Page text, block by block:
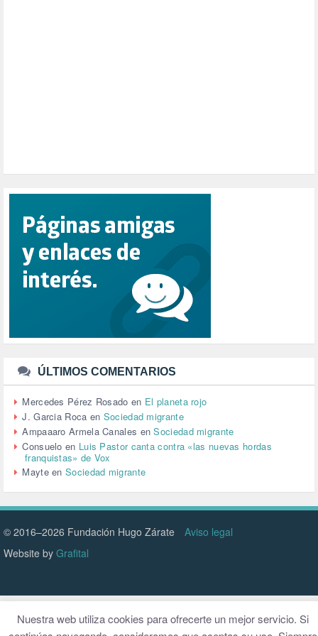
PUERTO DE VALENCIA (1)
RACISMO (1)
RELIGIÓN (114)
REPUBLICA (1)
SALUD (108)
SENSIBILIZACIÓN (576)
SINDICATOS (12)
TTIP (6)
URBANISMO (1)
URBANIZACIÓN (1)
VEJEZ (1)
VENEZUELA (3)
VENEZULA (1)
VIAJES (1)
VIOLENCIA (2)
VIOLENCIA DE GÉNERO (223)
VIVIENDA (9)
VOLODIMIR ZELENSKY (1)
ÚLTIMOS COMENTARIOS
Mercedes Pérez Rosado en El planeta rojo
J. Garcia Roca en Sociedad migrante
Ampaaaro Armela Canales enSociedad migrante
Consuelo en Luis Pastor canta contra «las nuevas hordas
franquistas» de Vox
MayteenSociedad migrante
© 2016–2026 Fundación Hugo Zárate
Aviso legal
Website by Grafital
Nuestra web utiliza cookies para ofrecerte un mejor servicio. Si